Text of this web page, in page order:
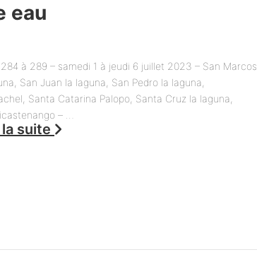
eau
à 289 – samedi 1 à jeudi 6 juillet 2023 – San Marcos
San Juan la laguna, San Pedro la laguna,
Santa Catarina Palopo, Santa Cruz la laguna,
– …
suite